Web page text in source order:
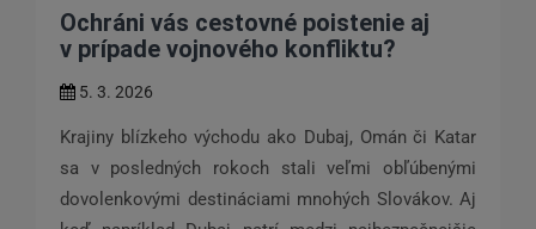
Ochráni vás cestovné poistenie aj
v prípade vojnového konfliktu?
5. 3. 2026
Krajiny blízkeho východu ako Dubaj, Omán či Katar
sa v posledných rokoch stali veľmi obľúbenými
dovolenkovými destináciami mnohých Slovákov. Aj